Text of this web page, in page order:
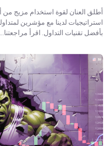
استراتيجيات لدينا مع مؤشرين
بأفضل تقنيات التداول. اقرأ مراجعتنا...